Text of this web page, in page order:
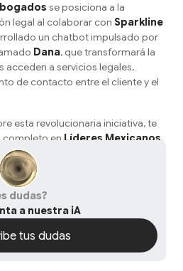
se posiciona a la
legal al colaborar con Sparkline
un chatbot impulsado por
Dana, que transformará la
acceden a servicios legales,
de contacto entre el cliente y el
esta revolucionaria iniciativa, te
completo en Líderes Mexicanos.
dudas?
a nuestra iA
tus dudas